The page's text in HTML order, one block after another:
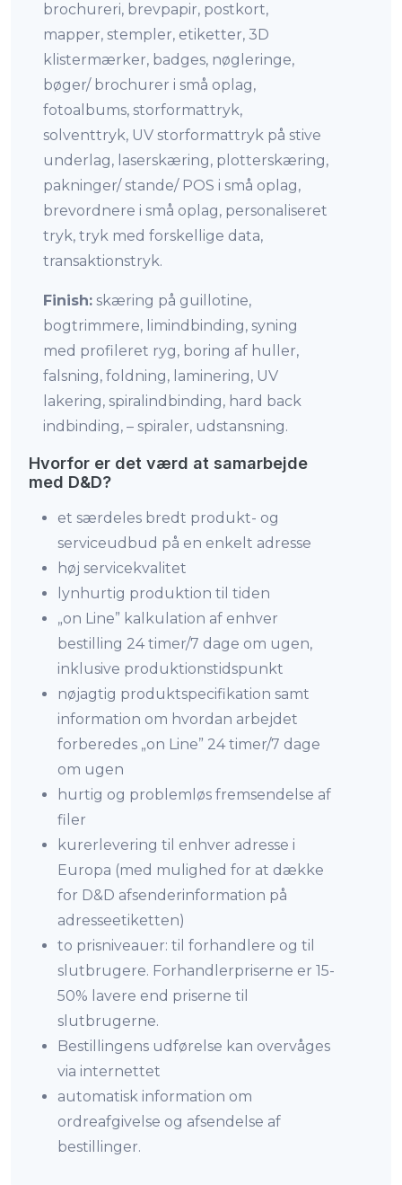
brochureri, brevpapir, postkort,
mapper, stempler, etiketter, 3D
klistermærker, badges, nøgleringe,
bøger/ brochurer i små oplag,
fotoalbums, storformattryk,
solventtryk, UV storformattryk på stive
underlag, laserskæring, plotterskæring,
pakninger/ stande/ POS i små oplag,
brevordnere i små oplag, personaliseret
tryk, tryk med forskellige data,
transaktionstryk.
Finish: skæring på guillotine,
bogtrimmere, limindbinding, syning
med profileret ryg, boring af huller,
falsning, foldning, laminering, UV
lakering, spiralindbinding, hard back
indbinding, – spiraler, udstansning.
Hvorfor er det værd at samarbejde
med D&D?
et særdeles bredt produkt- og
serviceudbud på en enkelt adresse
høj servicekvalitet
lynhurtig produktion til tiden
„on Line” kalkulation af enhver
bestilling 24 timer/7 dage om ugen,
inklusive produktionstidspunkt
nøjagtig produktspecifikation samt
information om hvordan arbejdet
forberedes „on Line” 24 timer/7 dage
om ugen
hurtig og problemløs fremsendelse af
filer
kurerlevering til enhver adresse i
Europa (med mulighed for at dække
for D&D afsenderinformation på
adresseetiketten)
to prisniveauer: til forhandlere og til
slutbrugere. Forhandlerpriserne er 15-
50% lavere end priserne til
slutbrugerne.
Bestillingens udførelse kan overvåges
via internettet
automatisk information om
ordreafgivelse og afsendelse af
bestillinger.